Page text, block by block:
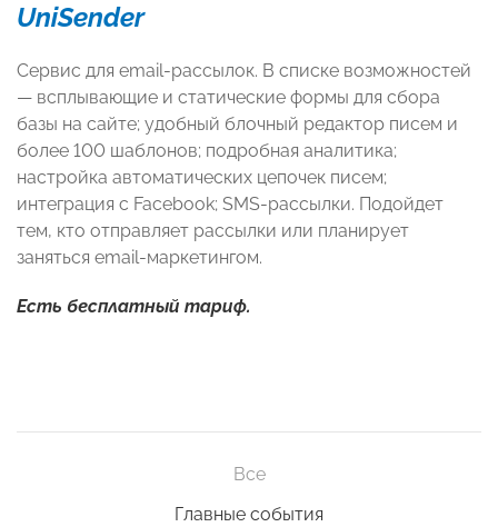
UniSender
Сервис для email-рассылок. В списке возможностей
— всплывающие и статические формы для сбора
базы на сайте; удобный блочный редактор писем и
более 100 шаблонов; подробная аналитика;
настройка автоматических цепочек писем;
интеграция с Facebook; SMS-рассылки. Подойдет
тем, кто отправляет рассылки или планирует
заняться email-маркетингом.
Есть бесплатный тариф.
Все
Главные события